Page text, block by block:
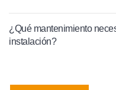
¿Qué mantenimiento
instalación?